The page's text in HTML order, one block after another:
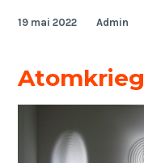
19 mai 2022 Admin
Atomkrieg